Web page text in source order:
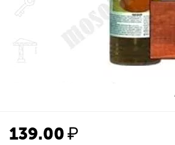
139.00₽